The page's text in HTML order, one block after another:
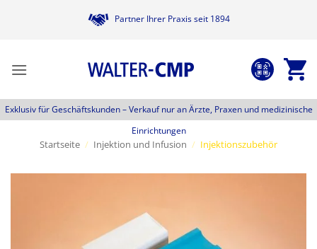
Partner Ihrer Praxis seit 1894
Exklusiv für Geschäftskunden –Verkauf nur an Ärzte, Praxen und medizinische
Einrichtungen
Startseite / Injektion und Infusion / Injektionszubehör